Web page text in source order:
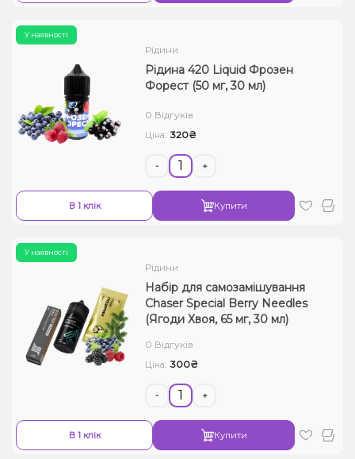
У наявності
Рідини
Рідина 420 Liquid Фрозен
Форест (50 мг, 30 мл)
0 Відгуків
Ціна: 320₴
- +
В 1 клік Купити
У наявності
Рідини
Набір для самозамішування
Chaser Special Berry Needles
(Ягоди Хвоя, 65 мг, 30 мл)
0 Відгуків
Ціна: 300₴
- +
В 1 клік Купити